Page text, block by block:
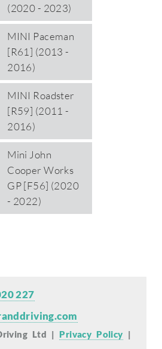
(2020 - 2023)
MINI Paceman
[R61] (2013 -
2016)
MINI Roadster
[R59] (2011 -
2016)
Mini John
Cooper Works
GP [F56] (2020
- 2022)
227
Ltd | Privacy Policy |